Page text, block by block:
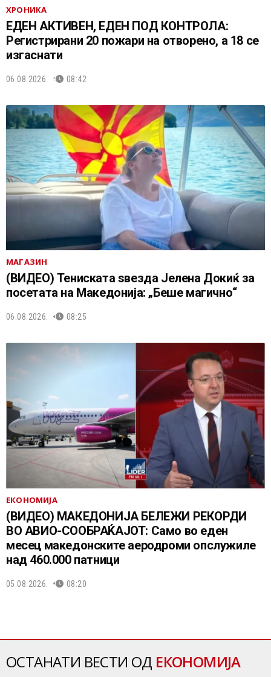
ХРОНИКА
ЕДЕН АКТИВЕН, ЕДЕН ПОД КОНТРОЛА:
Регистрирани 20 пожари на отворено, a 18 се
изгаснати
06.08.2026. 08:42
МАГАЗИН
(ВИДЕО) Тениската ѕвезда Јелена Докиќ за
посетата на Македонија: „Беше магично“
06.08.2026. 08:25
ЕКОНОМИЈА
(ВИДЕО) МАКЕДОНИЈА БЕЛЕЖИ РЕКОРДИ
ВО АВИО-СООБРАЌАЈОТ: Само во еден
месец македонските аеродроми опслужиле
над 460.000 патници
05.08.2026. 08:20
ОСТАНАТИ ВЕСТИ ОД ЕКОНОМИЈА